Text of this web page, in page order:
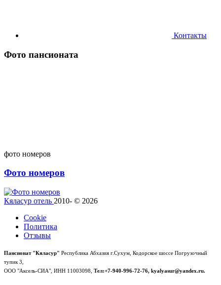
Контакты
Фото пансионата
фото номеров
Фото номеров
Кяласур отель 2010- © 2026
Cookie
Политика
Отзывы
Пансионат "Кяласур" Республика Абхазия г.Сухум, Кодорское шоссе Погрузочный
тупик 3,
ООО "Аксель-СИА", ИНН 11003098, Тел:+7-940-996-72-76, kyalyasur@yandex.ru.